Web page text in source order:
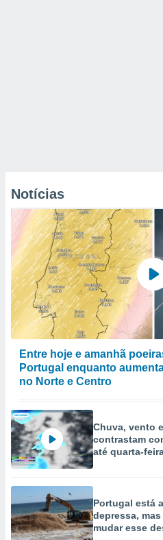
Notícias
Entre hoje e amanhã
Portugal enquanto
no Norte e Centro
Chuva, vento
contrastam
até quarta-
Portugal está
depressa,
mudar esse